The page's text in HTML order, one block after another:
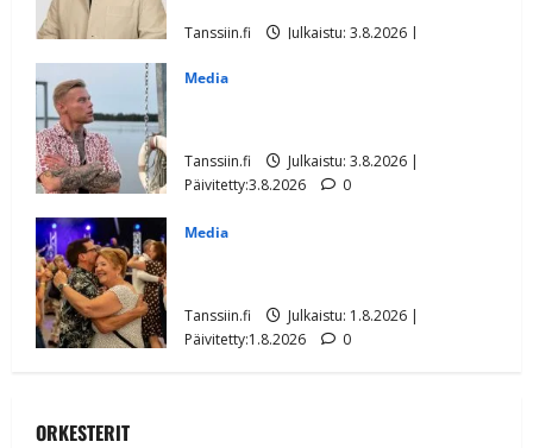
Tanssiin.fi
Julkaistu: 3.8.2026 |
Media
Tanssiin.fi
Julkaistu: 3.8.2026 |
Päivitetty:3.8.2026
0
Media
Tanssiin.fi
Julkaistu: 1.8.2026 |
Päivitetty:1.8.2026
0
ORKESTERIT